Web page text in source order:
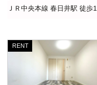
ＪＲ中央本線 春日井駅 徒
RENT